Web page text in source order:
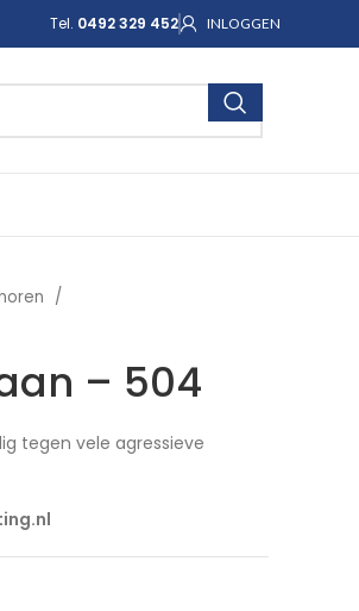
Tel. 0492 329 452 INLOGGEN
– 504
tegen vele agressieve